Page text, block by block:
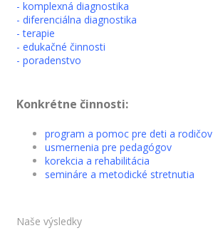
- komplexná diagnostika
- diferenciálna diagnostika
- terapie
- edukačné činnosti
- poradenstvo
Konkrétne činnosti:
program a pomoc pre deti a rodičov
usmernenia pre pedagógov
korekcia a rehabilitácia
semináre a metodické stretnutia
Naše výsledky